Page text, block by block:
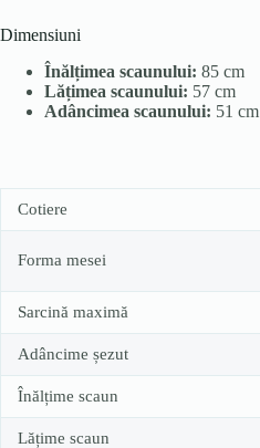
Dimensiuni
Înălțimea scaunului: 85 cm
Lățimea scaunului: 57 cm
Adâncimea scaunului: 51 cm
Cotiere
Forma mesei
Sarcină maximă
Adâncime șezut
Înălțime scaun
Lățime scaun